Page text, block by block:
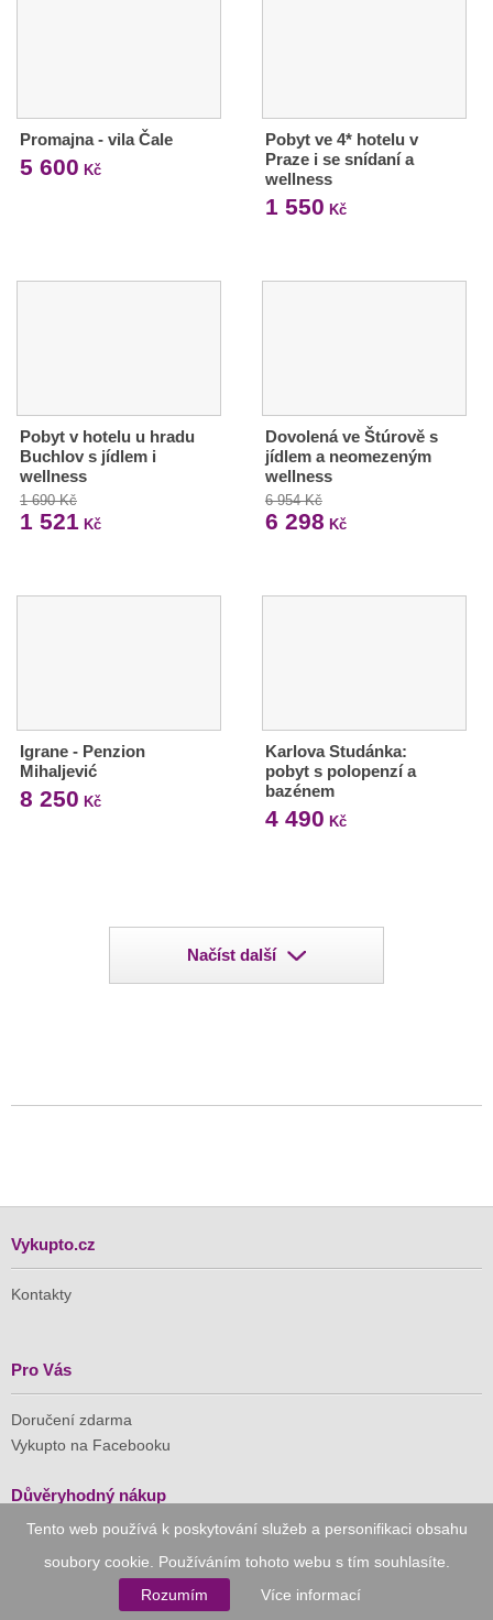
Tento web používá k poskytování služeb a personifikaci obsahu
soubory cookie. Používáním tohoto webu s tím souhlasíte.
Rozumím
Více informací
Promajna - vila Čale
5 600 Kč
Pobyt ve 4* hotelu v
Praze i se snídaní a
wellness
1 550 Kč
Pobyt v hotelu u hradu
Buchlov s jídlem i
wellness
1 690 Kč
1 521 Kč
Dovolená ve Štúrově s
jídlem a neomezeným
wellness
6 954 Kč
6 298 Kč
Igrane - Penzion
Mihaljević
8 250 Kč
Karlova Studánka:
pobyt s polopenzí a
bazénem
4 490 Kč
Načíst další
Vykupto.cz
Kontakty
Pro Vás
Doručení zdarma
Vykupto na Facebooku
Důvěryhodný nákup
komerci (APEK)